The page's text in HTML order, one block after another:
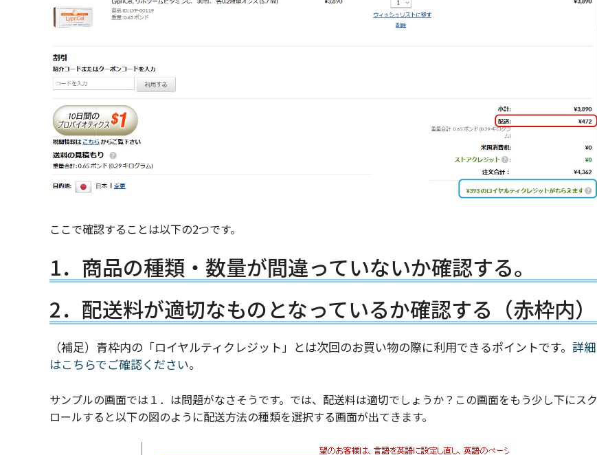
ここで確認することは以下の2つです。
1．商品の種類・数量が間違っていないか確認する。
2．配送料が適切なものとなっているか確認する（赤枠内）
（補足）青枠内の「ロイヤルティクレジット」とは次回のお買い物の際に利用できるポイントです。 詳細
はこちらでご確認ください。
サンプルの画面では１．は問題がなさそうです。では、配送料は適切でしょうか？この画面をもう少し下にスク
ロールすると以下の図のように配送方法の種類を選択する画面が出てきます。